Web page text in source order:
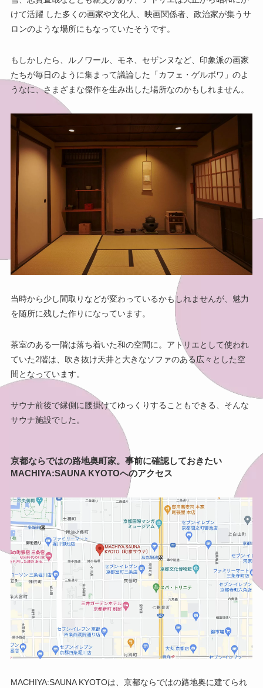
けて活躍 した多くの画家や文化人、映画関係者、政治家が集うサ
ロンのような場所にもなっていたそうです。
もしかしたら、ルノワール、モネ、セザンヌなど、印象派の画家
たちが毎日のように集まって議論した「カフェ・ゲルボワ」のよ
うなに、さまざまな傑作を生み出した場所なのかもしれません。
当時から少し間取りなどが変わっているかもしれませんが、魅力
を随所に残した作りになっています。
茶室のある一階は落ち着いた和の空間に。アトリエとして使われ
ていた2階は、吹き抜け天井と大きなソファのある広々とした空
間となっています。
サウナ前後で縁側に腰掛けてゆっくりすることもできる、そんな
サウナ施設でした。
京都ならではの路地奥町家。事前に確認しておきたい
MACHIYA:SAUNA KYOTOへのアクセス
MACHIYA:SAUNA KYOTOは、京都ならではの路地奥に建てられ